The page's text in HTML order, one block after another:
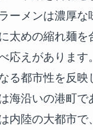
ーメンは濃厚な
太めの縮れ麺を
応えがあります
る都市性を反映
海沿いの港町で
内陸の大都市で